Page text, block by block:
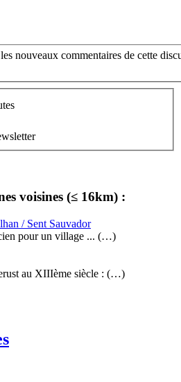
nouveaux commentaires de cette
voisines (≤ 16km) :
/ Sent Sauvador
pour un village ... (…)
au XIIIème siècle : (…)